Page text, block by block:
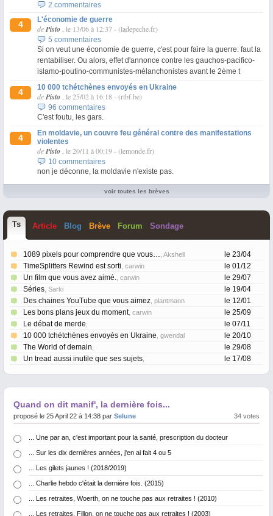
2 commentaires
4 L'économie de guerre
dePisto , le 13/06 à 12:37-(ladepeche.fr)
5 commentaires
Si on veut une économie de guerre, c'est pour faire la guerre: faut la
rentabiliser. Ou alors, effet d'annonce contre les gauchos-pacifico-
islamo-poutino-communistes-mélanchonistes avant le 2ème t
4 10 000 tchétchènes envoyés en Ukraine
dePisto , le 25/02 à 16:18 -(rtbf.be)
96 commentaires
C'est foutu, les gars.
4
En moldavie, un couvre feu général contre des manifestations
violentes
dePisto , le 20/11 à 00:19-(lemonde.fr)
10 commentaires
non je déconne, la moldavie n'existe pas.
voir toutes les brèves
Ts Article Blog Brève Forum Sondage
le 23/04
1089 pixels pour comprendre que vous… , Akshell
le 01/12
TimeSplitters Rewind est sorti , carwin
le 29/07
Un film que vous avez aimé. , carwin
le 19/04
Séries , Sarki
le 12/01
Des chaines YouTube que vous aimez , plantmann
le 25/09
Les bons plans jeux du moment, carwin
le 07/11
Le débat de merde
le 20/10
10 000 tchétchènes envoyés en Ukraine , gwendal
le 29/08
The World of demain
le 17/08
Un tread aussi inutile que ses sujets
Quand on dit manif', la dernière fois...
34 votes
proposé le 25 April 22 à 14:38 par Selune
... Une par an, c'est important pour la santé, prescription du docteur
... Sur les dix dernières années, j'en ai fait 4 ou 5
... Les gilets jaunes ! (2018/2019)
... Charlie hebdo c'était la dernière fois. (2015)
... Les retraites, Woerth, on ne touche pas aux retraites ! (2010)
... Les retraites, Fillon, on ne touche pas aux retraites ! (2003)